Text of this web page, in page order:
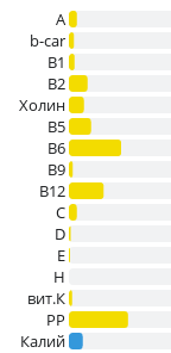
A
b-car
В1
B2
Холин
B5
B6
B9
B12
C
D
E
H
вит.К
PP
Калий